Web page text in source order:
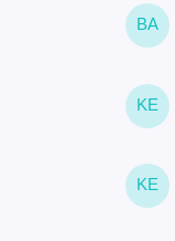
BA
KE
KE